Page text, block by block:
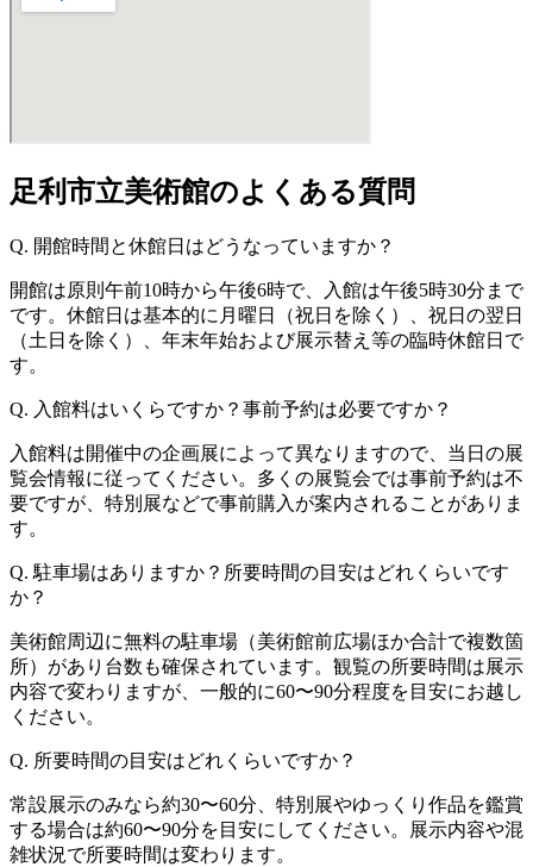
足利市立美術館のよくある質問
Q. 開館時間と休館日はどうなっていますか？
開館は原則午前10時から午後6時で、入館は午後5時30分まで
です。休館日は基本的に月曜日（祝日を除く）、祝日の翌日
（土日を除く）、年末年始および展示替え等の臨時休館日で
す。
Q. 入館料はいくらですか？事前予約は必要ですか？
入館料は開催中の企画展によって異なりますので、当日の展
覧会情報に従ってください。多くの展覧会では事前予約は不
要ですが、特別展などで事前購入が案内されることがありま
す。
Q. 駐車場はありますか？所要時間の目安はどれくらいです
か？
美術館周辺に無料の駐車場（美術館前広場ほか合計で複数箇
所）があり台数も確保されています。観覧の所要時間は展示
内容で変わりますが、一般的に60〜90分程度を目安にお越し
ください。
Q. 所要時間の目安はどれくらいですか？
常設展示のみなら約30〜60分、特別展やゆっくり作品を鑑賞
する場合は約60〜90分を目安にしてください。展示内容や混
雑状況で所要時間は変わります。